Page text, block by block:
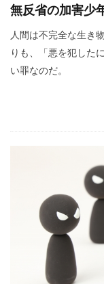
無反省の加害少
人間は不完全な生き
りも、「悪を犯した
い罪なのだ。